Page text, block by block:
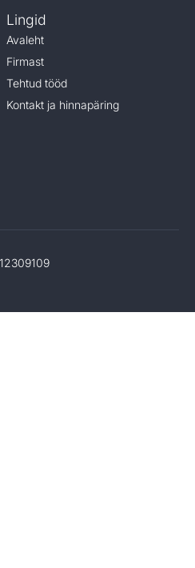
Lingid
Avaleht
Firmast
Tehtud tööd
Kontakt ja hinnapäring